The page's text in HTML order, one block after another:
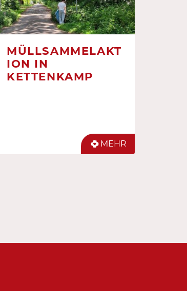
MÜLLSAMMELAKT
ION IN
KETTENKAMP
MEHR